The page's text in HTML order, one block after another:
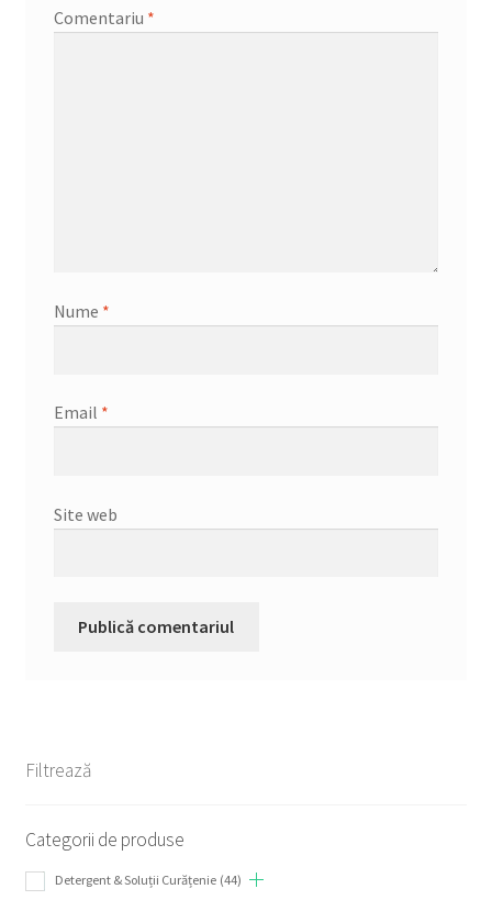
Comentariu *
Nume *
Email *
Site web
Filtrează
Categorii de produse
Detergent & Soluții Curățenie (44)